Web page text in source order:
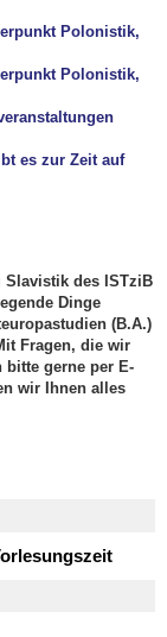
Polonistik,
Polonistik,
es zur Zeit auf
des ISTziB
Dinge
(B.A.)
Fragen, die wir
bitte gerne per E-
wir Ihnen alles